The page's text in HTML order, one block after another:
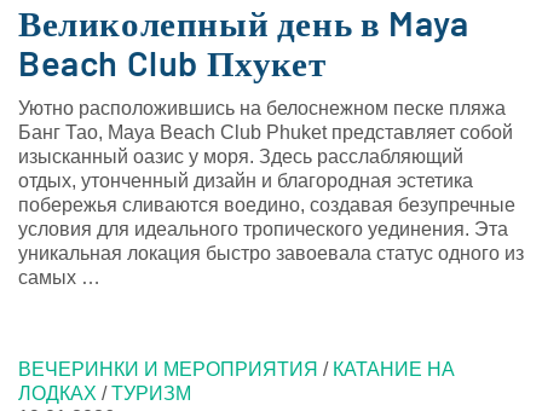
Великолепный день в Maya
Beach Club Пхукет
Уютно расположившись на белоснежном песке пляжа
Банг Тао, Maya Beach Club Phuket представляет собой
изысканный оазис у моря. Здесь расслабляющий
отдых, утонченный дизайн и благородная эстетика
побережья сливаются воедино, создавая безупречные
условия для идеального тропического уединения. Эта
уникальная локация быстро завоевала статус одного из
самых …
ВЕЧЕРИНКИ И МЕРОПРИЯТИЯ / КАТАНИЕ НА
ЛОДКАХ /ТУРИЗМ